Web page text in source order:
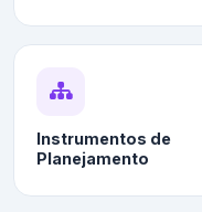
Instrumentos de
Planejamento